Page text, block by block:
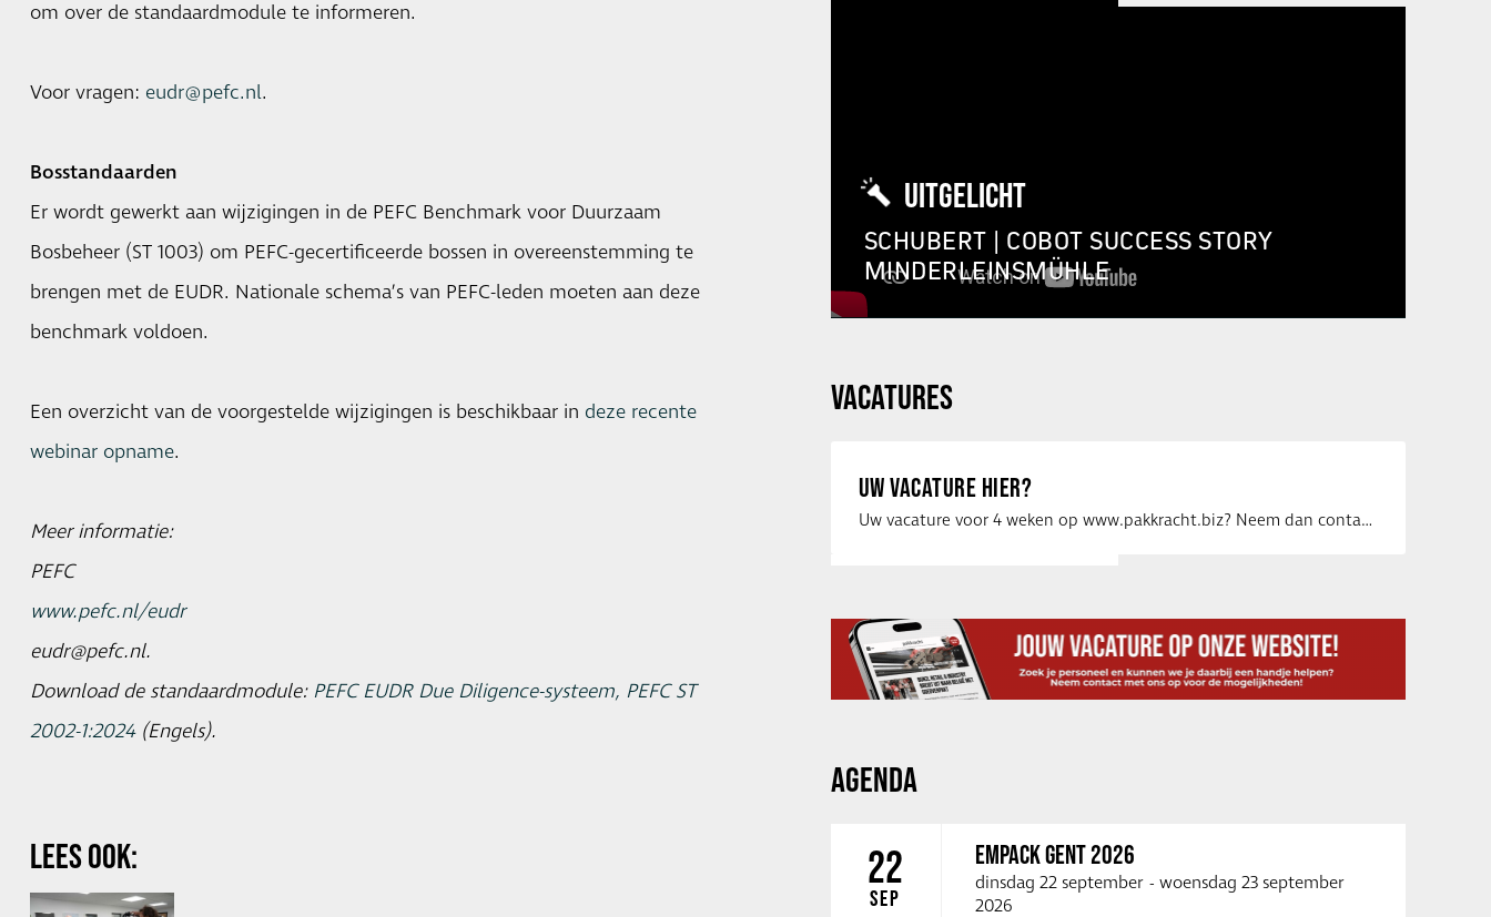
om over de standaardmodule te informeren.
Voor vragen: eudr@pefc.nl.
Bosstandaarden
Er wordt gewerkt aan wijzigingen in de PEFC Benchmark voor Duurzaam
Bosbeheer (ST 1003) om PEFC-gecertificeerde bossen in overeenstemming te
brengen met de EUDR. Nationale schema’s van PEFC-leden moeten aan deze
benchmark voldoen.
Een overzicht van de voorgestelde wijzigingen is beschikbaar in deze recente
webinar opname.
Meer informatie:
PEFC
www.pefc.nl/eudr
eudr@pefc.nl.
Download de standaardmodule: PEFC EUDR Due Diligence-systeem, PEFC ST
2002-1:2024(Engels).
LEES OOK:
UITGELICHT
SCHUBERT | COBOT SUCCESS STORY
MINDERLEINSMÜHLE
VACATURES
UW VACATURE HIER?
Uw vacature voor 4 weken op www.pakkracht.biz? Neem dan contact op met Yannick van …
AGENDA
22
SEP
EMPACK GENT 2026
dinsdag 22 september - woensdag 23 september
2026